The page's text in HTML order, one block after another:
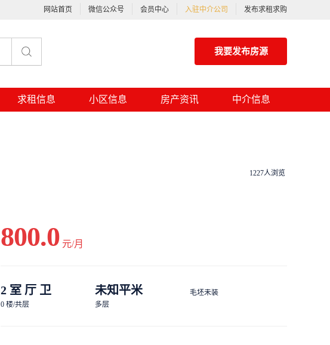
网站首页 微信公众号 会员中心 入驻中介公司 发布求租求购
我要发布房源
求租信息 小区信息 房产资讯 中介信息
1227人浏览
800.0 元/月
2 室 厅 卫
0 楼/共层
未知平米
多层
毛坯未装